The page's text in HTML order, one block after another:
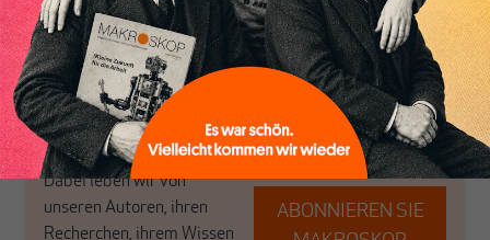
MAKROSKOP steht für
das große Ganze. Wir
haben einen Blick auf
Geld, Wirtschaft und
Politik, den Sie so
woanders nicht finden.
Dabei leben wir von
unseren Autoren, ihren
Recherchen, ihrem Wissen
engen und verstaubten
Debattenräume.
Brauchen Sie auch frische
Luft? Dann folgen Sie
einfach dem Button.
ABONNIEREN SIE